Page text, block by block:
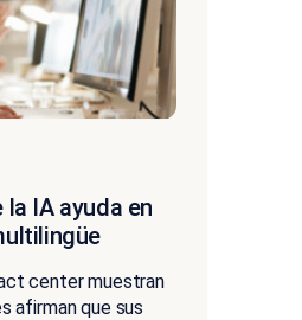
la IA ayuda en
center muestran
afirman que sus